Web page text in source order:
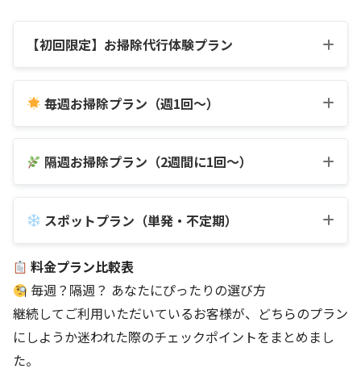
【初回限定】お掃除代行体験プラン
毎週お掃除プラン（週1回〜）
隔週お掃除プラン（2週間に1回〜）
スポットプラン（単発・不定期）
料金プラン比較表
毎週？隔週？ あなたにぴったりの選び方
継続してご利用いただいているお客様が、どちらのプラン
にしようか迷われた際のチェックポイントをまとめまし
た。